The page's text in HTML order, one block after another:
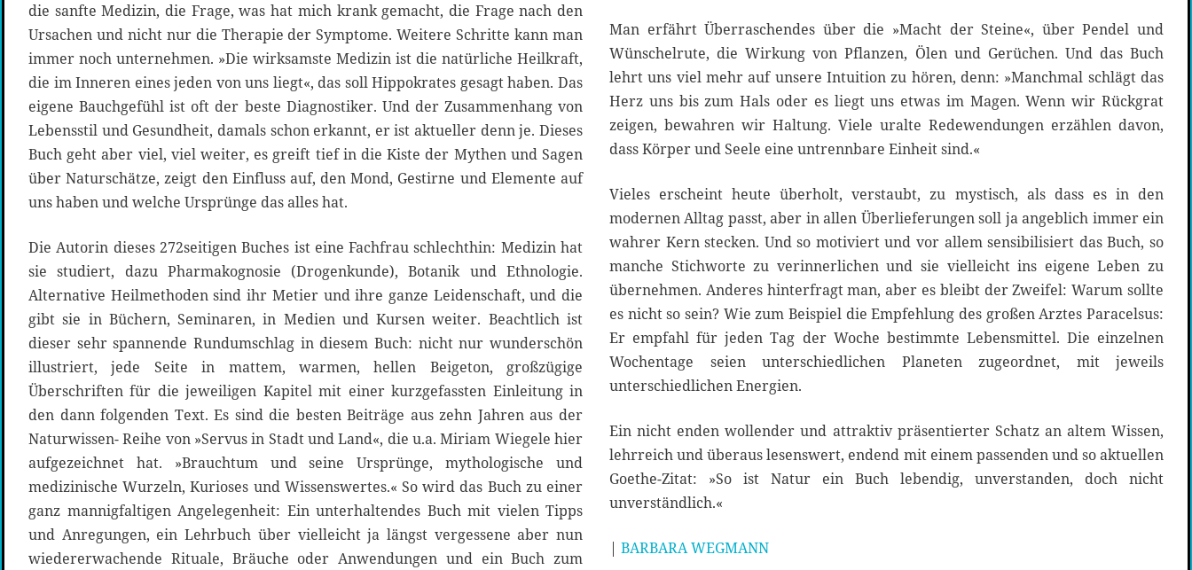
die sanfte Medizin, die Frage, was hat mich krank gemacht, die Frage nach den
Ursachen und nicht nur die Therapie der Symptome. Weitere Schritte kann man
immer noch unternehmen. »Die wirksamste Medizin ist die natürliche Heilkraft,
die im Inneren eines jeden von uns liegt«, das soll Hippokrates gesagt haben. Das
eigene Bauchgefühl ist oft der beste Diagnostiker. Und der Zusammenhang von
Lebensstil und Gesundheit, damals schon erkannt, er ist aktueller denn je. Dieses
Buch geht aber viel, viel weiter, es greift tief in die Kiste der Mythen und Sagen
über Naturschätze, zeigt den Einfluss auf, den Mond, Gestirne und Elemente auf
uns haben und welche Ursprünge das alles hat.
Die Autorin dieses 272seitigen Buches ist eine Fachfrau schlechthin: Medizin hat
sie studiert, dazu Pharmakognosie (Drogenkunde), Botanik und Ethnologie.
Alternative Heilmethoden sind ihr Metier und ihre ganze Leidenschaft, und die
gibt sie in Büchern, Seminaren, in Medien und Kursen weiter. Beachtlich ist
dieser sehr spannende Rundumschlag in diesem Buch: nicht nur wunderschön
illustriert, jede Seite in mattem, warmen, hellen Beigeton, großzügige
Überschriften für die jeweiligen Kapitel mit einer kurzgefassten Einleitung in
den dann folgenden Text. Es sind die besten Beiträge aus zehn Jahren aus der
Naturwissen- Reihe von »Servus in Stadt und Land«, die u.a. Miriam Wiegele hier
aufgezeichnet hat. »Brauchtum und seine Ursprünge, mythologische und
medizinische Wurzeln, Kurioses und Wissenswertes.« So wird das Buch zu einer
ganz mannigfaltigen Angelegenheit: Ein unterhaltendes Buch mit vielen Tipps
und Anregungen, ein Lehrbuch über vielleicht ja längst vergessene aber nun
wiedererwachende Rituale, Bräuche oder Anwendungen und ein Buch zum
Man erfährt Überraschendes über die »Macht der Steine«, über Pendel und
Wünschelrute, die Wirkung von Pflanzen, Ölen und Gerüchen. Und das Buch
lehrt uns viel mehr auf unsere Intuition zu hören, denn: »Manchmal schlägt das
Herz uns bis zum Hals oder es liegt uns etwas im Magen. Wenn wir Rückgrat
zeigen, bewahren wir Haltung. Viele uralte Redewendungen erzählen davon,
dass Körper und Seele eine untrennbare Einheit sind.«
Vieles erscheint heute überholt, verstaubt, zu mystisch, als dass es in den
modernen Alltag passt, aber in allen Überlieferungen soll ja angeblich immer ein
wahrer Kern stecken. Und so motiviert und vor allem sensibilisiert das Buch, so
manche Stichworte zu verinnerlichen und sie vielleicht ins eigene Leben zu
übernehmen. Anderes hinterfragt man, aber es bleibt der Zweifel: Warum sollte
es nicht so sein? Wie zum Beispiel die Empfehlung des großen Arztes Paracelsus:
Er empfahl für jeden Tag der Woche bestimmte Lebensmittel. Die einzelnen
Wochentage seien unterschiedlichen Planeten zugeordnet, mit jeweils
unterschiedlichen Energien.
Ein nicht enden wollender und attraktiv präsentierter Schatz an altem Wissen,
lehrreich und überaus lesenswert, endend mit einem passenden und so aktuellen
Goethe-Zitat: »So ist Natur ein Buch lebendig, unverstanden, doch nicht
unverständlich.«
| BARBARA WEGMANN